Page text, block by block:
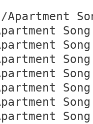
Apartment